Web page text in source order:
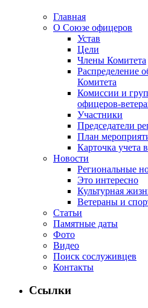
Главная
О Союзе офицеров
Устав
Цели
Члены Комитета
Распределение
Комитета
Комиссии и
офицеров-
Участники
Председатели
План
Карточка
Новости
Региональные
Это интересно
Культурная
Ветераны и
Статьи
Памятные даты
Фото
Видео
Поиск сослуживцев
Контакты
Ссылки